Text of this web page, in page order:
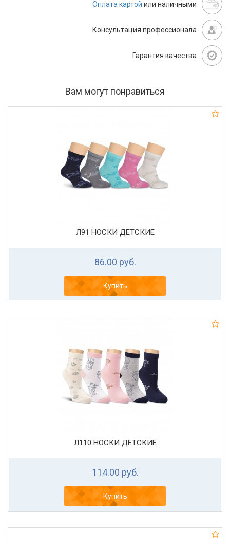
Оплата картой или наличными
Консультация профессионала
Гарантия качества
Вам могут понравиться
Л91 НОСКИ ДЕТСКИЕ
86.00 руб.
Купить
Л110 НОСКИ ДЕТСКИЕ
114.00 руб.
Купить